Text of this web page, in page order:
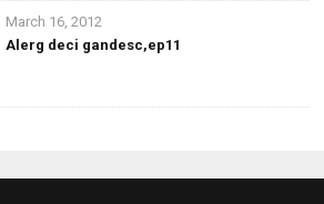
March 16, 2012
Alerg deci gandesc,ep11